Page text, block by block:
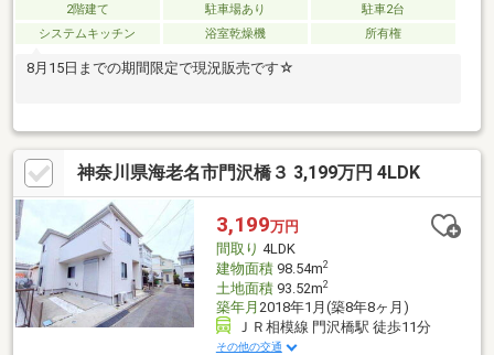
2階建て 駐車場あり
駐車2台
システムキッチン
浴室乾燥機 所有権
8月15日までの期間限定で現況販売です☆
神奈川県海老名市門沢橋３ 3,199万円 4LDK
3,199万円
間取り 4LDK
建物面積98.54m2
土地面積93.52m2
築年月 2018年1月(築8年8ヶ月)
ＪＲ相模線 門沢橋駅 徒歩11分
その他の交通